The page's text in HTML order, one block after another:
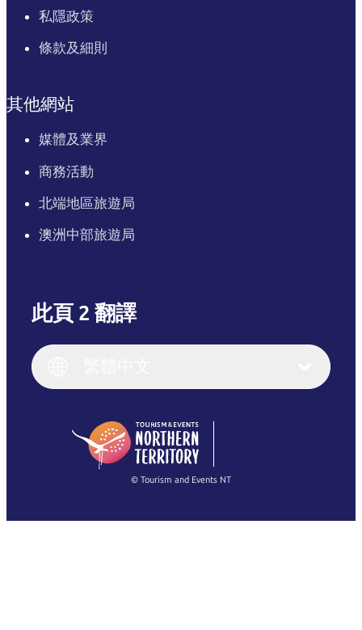
私隱政策
條款及細則
其他網站
媒體及業界
商務活動
北端地區旅遊局
澳洲中部旅遊局
此頁 2 翻譯
English (US)
English
(Singapore)
Français
繁體中文
© Tourism and Events NT